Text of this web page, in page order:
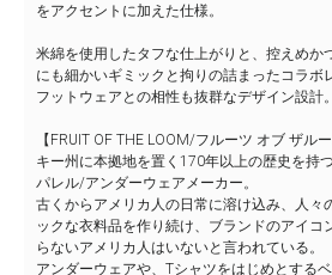
をアクセントに加えた仕様。
米綿を使用したタフな仕上がりと、控えめか
にも細かいギミックと拘りの詰まったコラボ
フットウェアとの相性も抜群なデザイン設計。
【FRUIT OF THE LOOM/フルーツ オブ ザル
キー州に本拠地を置く170年以上の歴史を持
パレル/アンダーウェアメーカー。
古くからアメリカ人の日常に溶け込み、人々
ックな衣料品を作り続け、ブランドのアイコ
らないアメリカ人はいないと言われている。
アンダーウェアや、Tシャツをはじめとする